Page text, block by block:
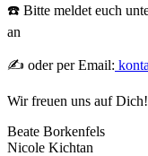
☎️ Bitte meldet euch
an
✍️ oder per Email:
Wir freuen uns auf
Beate Borkenfels
Nicole Kichtan